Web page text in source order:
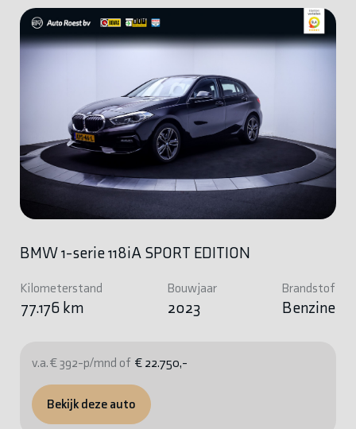
BMW 1-serie 118iA SPORT EDITION
Kilometerstand
77.176 km
Bouwjaar
2023
Brandstof
Benzine
v.a. € 392-p/mnd of € 22.750,-
Bekijk deze auto